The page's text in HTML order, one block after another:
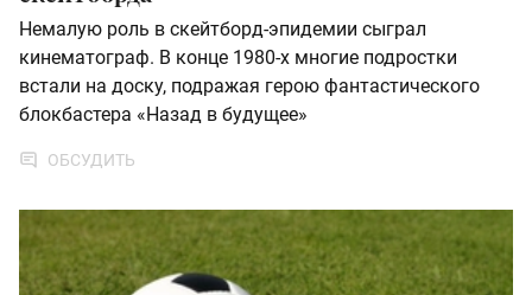
Немалую роль в скейтборд-эпидемии сыграл
кинематограф. В конце 1980-х многие подростки
встали на доску, подражая герою фантастического
блокбастера «Назад в будущее»
ОБСУДИТЬ